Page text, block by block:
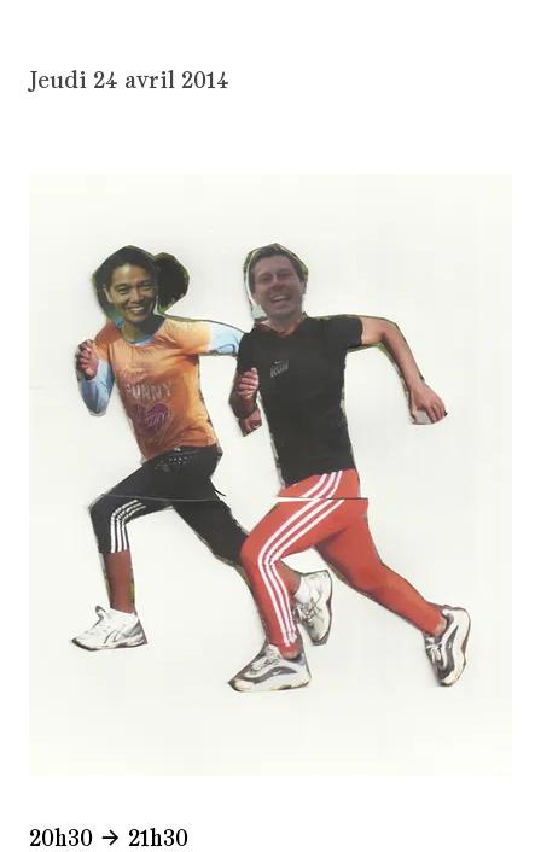
Jeudi 24 avril 2014
20h30 21h30